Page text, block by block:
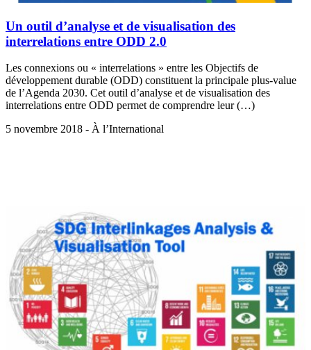
Un outil d’analyse et de visualisation des
interrelations entre ODD 2.0
Les connexions ou « interrelations » entre les Objectifs de
développement durable (ODD) constituent la principale plus-value
de l’Agenda 2030. Cet outil d’analyse et de visualisation des
interrelations entre ODD permet de comprendre leur (…)
5 novembre 2018 - À l’International